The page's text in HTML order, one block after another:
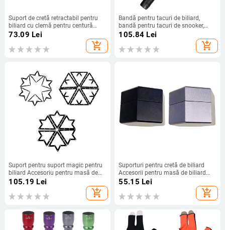
Suport de cretă retractabil pentru
biliard cu clemă pentru centură
Accesoriu portabil ușor pentru
73.09 Lei
add_shopping_cart
Bandă pentru tacuri de biliard,
bandă pentru tacuri de snooker,
bandă de împachetat la modă de
105.84 Lei
add_shopping_cart
Suport pentru suport magic pentru
biliard Accesoriu pentru masă de
biliard, care economisește spațiu,
reutilizabil, accesorii subțiri pentru
tac de masă de biliard pentru foaie
105.19 Lei
add_shopping_cart
Suporturi pentru cretă de biliard
Accesorii pentru masă de biliard
Buzunar, aliaj de aluminiu, unealtă
ușoară, cretă cu vârf pentru tac de
biliard pentru cretă de buzunar
55.15 Lei
add_shopping_cart